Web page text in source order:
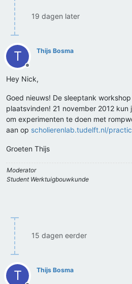
19 dagen later
T
Offline
Thijs Bosma
Hey Nick,
Goed nieuws! De sleeptank
plaatsvinden! 21 november 2012 kun
om experimenten te doen met
aan op scholierenlab.tudelft.nl/
Groeten Thijs
Moderator
Student Werktuigbouwkunde
15 dagen eerder
T Thijs Bosma